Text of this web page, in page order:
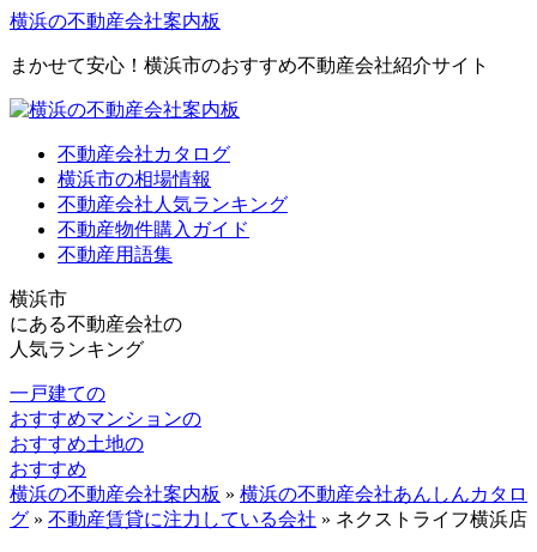
横浜の不動産会社案内板
まかせて安心！横浜市のおすすめ不動産会社紹介サイト
不動産会社カタログ
横浜市の相場情報
不動産会社人気ランキング
不動産物件購入ガイド
不動産用語集
横浜市
にある不動産会社の
人気ランキング
一戸建ての
おすすめマンションの
おすすめ土地の
おすすめ
横浜の不動産会社案内板 » 横浜の不動産会社あんしんカタロ
グ » 不動産賃貸に注力している会社 » ネクストライフ横浜店